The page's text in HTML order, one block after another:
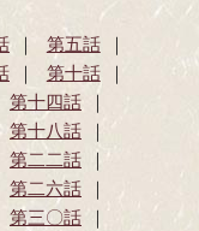
第五話
第十話
第十四話
第十八話
第二二話
第二六話
第三〇話